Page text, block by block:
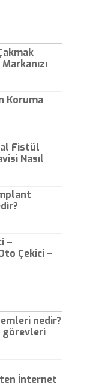
Koruma
Fistül
Nasıl
–
Çekici –
nedir?
görevleri
İnternet